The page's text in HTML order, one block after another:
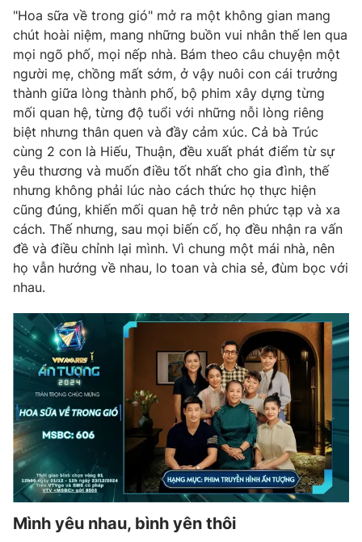
"Hoa sữa về trong gió" mở ra một không gian mang
chút hoài niệm, mang những buồn vui nhân thế len qua
mọi ngõ phố, mọi nếp nhà. Bám theo câu chuyện một
người mẹ, chồng mất sớm, ở vậy nuôi con cái trưởng
thành giữa lòng thành phố, bộ phim xây dựng từng
mối quan hệ, từng độ tuổi với những nỗi lòng riêng
biệt nhưng thân quen và đầy cảm xúc. Cả bà Trúc
cùng 2 con là Hiếu, Thuận, đều xuất phát điểm từ sự
yêu thương và muốn điều tốt nhất cho gia đình, thế
nhưng không phải lúc nào cách thức họ thực hiện
cũng đúng, khiến mối quan hệ trở nên phức tạp và xa
cách. Thế nhưng, sau mọi biến cố, họ đều nhận ra vấn
đề và điều chỉnh lại mình. Vì chung một mái nhà, nên
họ vẫn hướng về nhau, lo toan và chia sẻ, đùm bọc với
nhau.
Mình yêu nhau, bình yên thôi